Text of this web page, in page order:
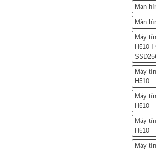
Màn
Màn
Máy
H510 I
Máy
H510
Máy
H510
Máy
H510
Máy